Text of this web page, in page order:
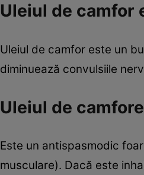
Uleiul de camfor
Uleiul de camfor este un
diminuează convulsiile
Uleiul de
Este un antispasmodic
musculare). Dacă este